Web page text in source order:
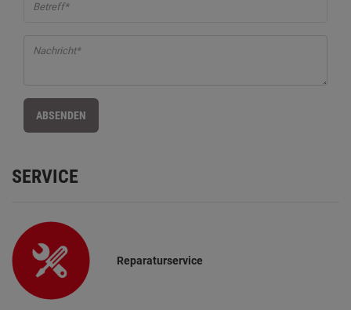
Betreff*
Nachricht*
ABSENDEN
SERVICE
Reparaturservice